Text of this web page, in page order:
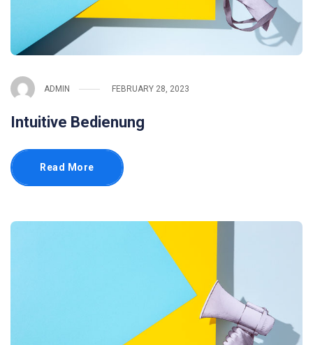
ADMIN FEBRUARY 28, 2023
Intuitive Bedienung
Read More